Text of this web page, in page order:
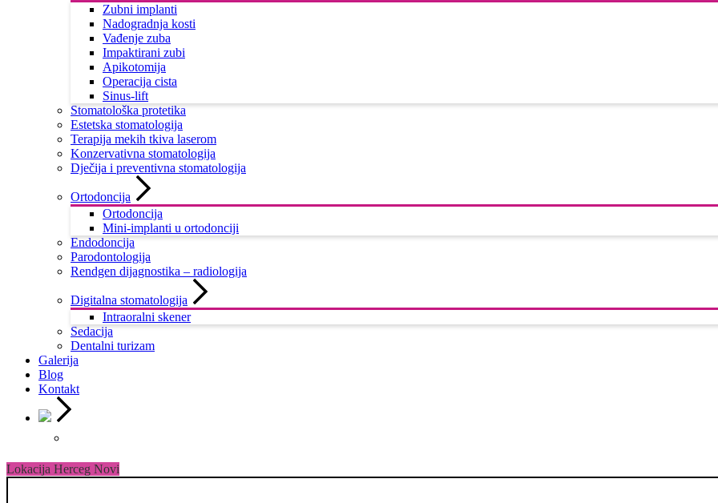
Zubni implanti
Nadogradnja kosti
Vađenje zuba
Impaktirani zubi
Apikotomija
Operacija cista
Sinus-lift
Stomatološka protetika
Estetska stomatologija
Terapija mekih tkiva laserom
Konzervativna stomatologija
Dječija i preventivna stomatologija
Ortodoncija
Ortodoncija
Mini-implanti u ortodonciji
Endodoncija
Parodontologija
Rendgen dijagnostika – radiologija
Digitalna stomatologija
Intraoralni skener
Sedacija
Dentalni turizam
Galerija
Blog
Kontakt
Lokacija Herceg Novi